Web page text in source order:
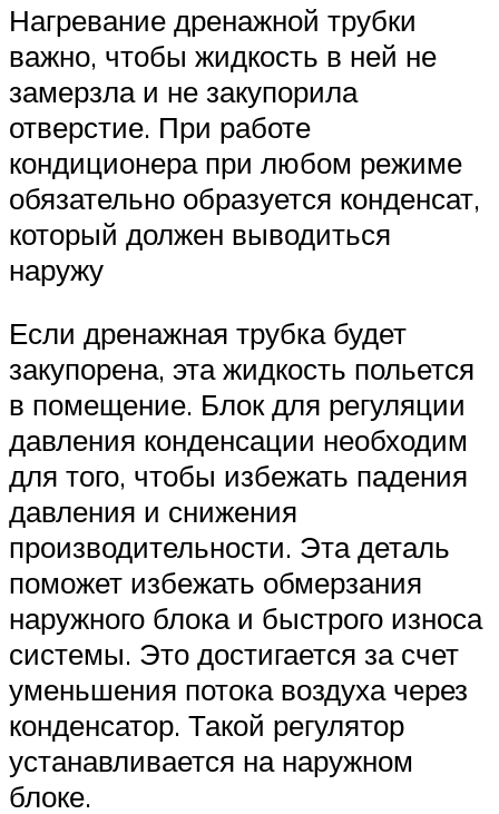
Нагревание дренажной трубки
важно, чтобы жидкость в ней не
замерзла и не закупорила
отверстие. При работе
кондиционера при любом режиме
обязательно образуется конденсат,
который должен выводиться
наружу
Если дренажная трубка будет
закупорена, эта жидкость польется
в помещение. Блок для регуляции
давления конденсации необходим
для того, чтобы избежать падения
давления и снижения
производительности. Эта деталь
поможет избежать обмерзания
наружного блока и быстрого износа
системы. Это достигается за счет
уменьшения потока воздуха через
конденсатор. Такой регулятор
устанавливается на наружном
блоке.